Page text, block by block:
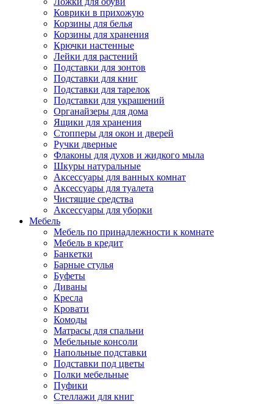
Коврики в прихожую
Корзины для белья
Корзины для хранения
Крючки настенные
Лейки для растений
Подставки для зонтов
Подставки для книг
Подставки для тарелок
Подставки для украшений
Органайзеры для дома
Ящики для хранения
Стопперы для окон и дверей
Ручки дверные
Флаконы для духов и жидкого мыла
Шкуры натуральные
Аксессуары для ванных комнат
Аксессуары для туалета
Чистящие средства
Аксессуары для уборки
Мебель
Мебель по принадлежности к комнате
Мебель в кредит
Банкетки
Барные стулья
Буфеты
Диваны
Кресла
Кровати
Комоды
Матрасы для спальни
Мебельные консоли
Напольные подставки
Подставки под цветы
Полки мебельные
Пуфики
Стеллажи для книг